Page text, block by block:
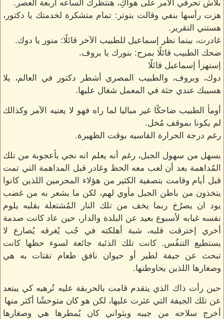
بلاش تحرفي الأمر على هواكِ، هنتظرك الساعه أربعة العصر.
هزت رأسها بنفي وقالت بتوتر: تمام متشكرة لخدمتك يا دكتور،
هستني التقرير.
غادرت، بينما نظر إسماعيل للطبيب الآخر قائلًا: منور يا دوك.
ضحك الطبيب قائلًا بمرح: بنورك يا بروف.
إستهزأ إسماعيل قائلًا
دوك، وبروف، والطبيب المصري أشطر دكتور في العالم، يلا
هسيبك عندي جثة في المعمل شغال عليها.
أومأ الطبيب ضاحكًا غير مباليا لما راه فهو لا يعنيه الآمر وكذالك
لم يكونا بموقف مُخل.
رغم درجة الحرارة القاسيه بوقت الظهيرة.
بسهل من سهول الجبل، رغم أنه يعلم انه نجي بأعجوبة من تلك
المُداهمة بعد أن لعب معه الحظ وغادر قبل المداهمة التي تمت
قبل أيام وقامت بتصفية الكثير من هؤلاء المجرمين اللذين كانوا
يتخذون من باطن الجبل مأوي لهم، لكن ما يشعر به من غضب
يود ان يصرُخ ربما يخف من تلك النار المُشتعلة بقلبه يلوم
نفسه غيابه لأسبوع بعيد عن البلدة والدار، حين عاد كانت صدمة
أخري إخترقت قلبه، شبة أهلكته في جُب يُغرقه يُصارع لا
يستطيع التنفُس. كانت تلك الذئبة جائعة لسوء حظها كانت
تبحث عن جيفة لطير أو حيوان نافق طعام تقتات به هي
وصغارها اللذين يحاوطنها.
حين رأت ذاك الذي يتقدم قامت بالحربقة عليه تُرهبه كي يبتعد
عن تلك الجيفة التي عثرت عليها، لكن هو كان متوحشًا أكثر منها
أخرج سلاحه من جيبه وبثواني كان يُمطرها هي وصغارها